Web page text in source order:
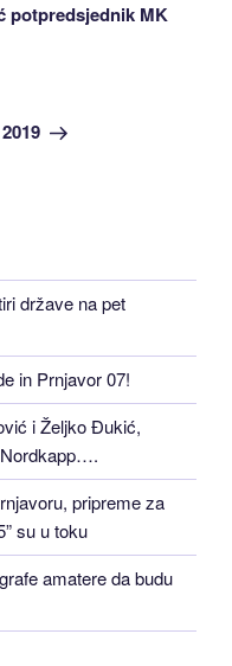
potpredsjednik MK
države na pet
in Prnjavor 07!
i Željko Đukić,
Nordkapp….
pripreme za
su u toku
amatere da budu